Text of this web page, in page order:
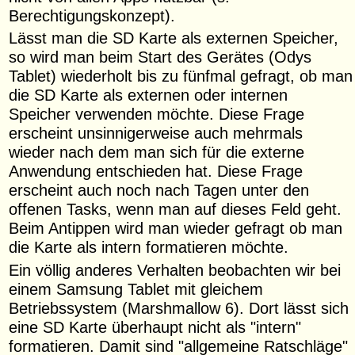
Berechtigungskonzept).
Lässt man die SD Karte als externen Speicher,
so wird man beim Start des Gerätes (Odys
Tablet) wiederholt bis zu fünfmal gefragt, ob man
die SD Karte als externen oder internen
Speicher verwenden möchte. Diese Frage
erscheint unsinnigerweise auch mehrmals
wieder nach dem man sich für die externe
Anwendung entschieden hat. Diese Frage
erscheint auch noch nach Tagen unter den
offenen Tasks, wenn man auf dieses Feld geht.
Beim Antippen wird man wieder gefragt ob man
die Karte als intern formatieren möchte.
Ein völlig anderes Verhalten beobachten wir bei
einem Samsung Tablet mit gleichem
Betriebssystem (Marshmallow 6). Dort lässt sich
eine SD Karte überhaupt nicht als "intern"
formatieren. Damit sind "allgemeine Ratschläge"